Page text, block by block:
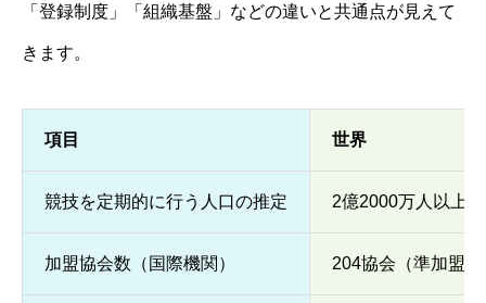
「登録制度」「組織基盤」などの違いと共通点が見えて
きます。
項目 世界
競技を定期的に行う人口の推定 2億2000万人以上
加盟協会数（国際機関） 204協会（準加盟